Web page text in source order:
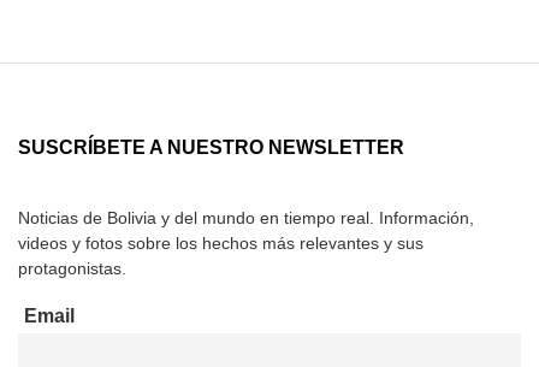
SUSCRÍBETE A NUESTRO NEWSLETTER
Noticias de Bolivia y del mundo en tiempo real. Información,
videos y fotos sobre los hechos más relevantes y sus
protagonistas.
Email